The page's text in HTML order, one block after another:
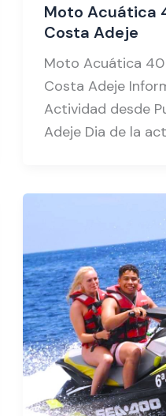
Moto Acuática
Costa Adeje
Moto Acuática 40
Costa Adeje
Actividad desde
Adeje Dia de la